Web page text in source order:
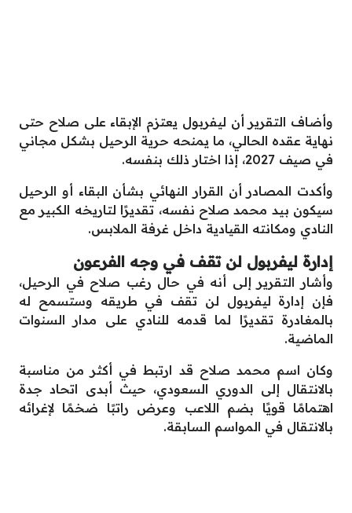
وأضاف التقرير أن ليفربول يعتزم الإبقاء على صلاح حتى
نهاية عقده الحالي، ما يمنحه حرية الرحيل بشكل مجاني
في صيف 2027، إذا اختار ذلك بنفسه.
وأكدت المصادر أن القرار النهائي بشأن البقاء أو الرحيل
سيكون بيد محمد صلاح نفسه، تقديرًا لتاريخه الكبير مع
النادي ومكانته القيادية داخل غرفة الملابس.
إدارة ليفربول لن تقف في وجه الفرعون
وأشار التقرير إلى أنه في حال رغب صلاح في الرحيل،
فإن إدارة ليفربول لن تقف في طريقه وستسمح له
بالمغادرة تقديرًا لما قدمه للنادي على مدار السنوات
الماضية.
وكان اسم محمد صلاح قد ارتبط في أكثر من مناسبة
بالانتقال إلى الدوري السعودي، حيث أبدى اتحاد جدة
اهتمامًا قويًا بضم اللاعب وعرض راتبًا ضخمًا لإغرائه
بالانتقال في المواسم السابقة.